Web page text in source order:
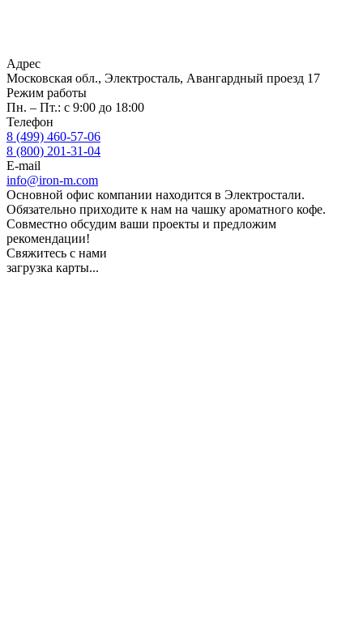
Адрес
Московская обл., Электросталь, Авангардный проезд 17
Режим работы
Пн. – Пт.: с 9:00 до 18:00
Телефон
8 (499) 460-57-06
8 (800) 201-31-04
E-mail
info@iron-m.com
Основной офис компании находится в Электростали.
Обязательно приходите к нам на чашку ароматного кофе.
Совместно обсудим ваши проекты и предложим
рекомендации!
Свяжитесь с нами
загрузка карты...